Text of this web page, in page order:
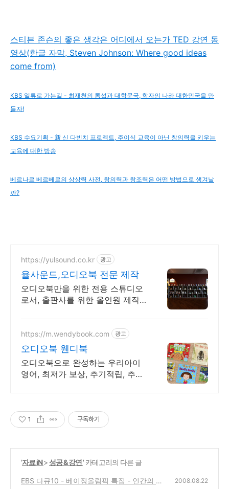
스티븐 존슨의 좋은 생각은 어디에서 오는가 TED 강연 동
영상(한글 자막, Steven Johnson: Where good ideas
come from)
KBS 일류로 가는길 - 최재천의 통섭과 대학문국, 학자의 나라 대한민국을 만
들자!
KBS 수요기획 - 新 신 다빈치 프로젝트, 주이식 교육이 아닌 창의력을 키우는
교육에 대한 방송
베르나르 베르베르의 상상력 사전, 창의력과 창조력은 어떤 방법으로 생겨날
까?
https://yulsound.co.kr 광고
율사운드,오디오북 전문 제작
오디오북만을 위한 전용 스튜디오
로서, 출판사를 위한 올인원 제작
https://m.wendybook.com 광고
오디오북 웬디북
오디오북으로 완성하는 우리아이
영어, 최저가 보상, 추기적립, 추가
1 구독하기
'자료 iN>성공 & 강연' 카테고리의 다른 글
EBS 다큐10 - 베이징올림픽 특집 - 인간의 한
2008.08.22